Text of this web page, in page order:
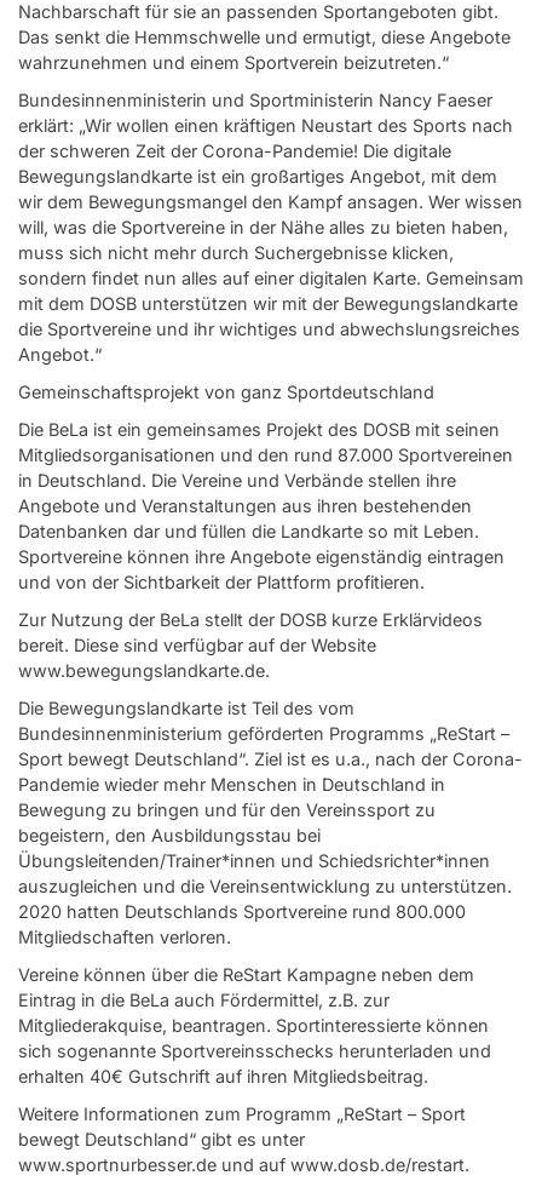
Nachbarschaft für sie an passenden Sportangeboten gibt.
Das senkt die Hemmschwelle und ermutigt, diese Angebote
wahrzunehmen und einem Sportverein beizutreten.“
Bundesinnenministerin und Sportministerin Nancy Faeser
erklärt: „Wir wollen einen kräftigen Neustart des Sports nach
der schweren Zeit der Corona-Pandemie! Die digitale
Bewegungslandkarte ist ein großartiges Angebot, mit dem
wir dem Bewegungsmangel den Kampf ansagen. Wer wissen
will, was die Sportvereine in der Nähe alles zu bieten haben,
muss sich nicht mehr durch Suchergebnisse klicken,
sondern findet nun alles auf einer digitalen Karte. Gemeinsam
mit dem DOSB unterstützen wir mit der Bewegungslandkarte
die Sportvereine und ihr wichtiges und abwechslungsreiches
Angebot.“
Gemeinschaftsprojekt von ganz Sportdeutschland
Die BeLa ist ein gemeinsames Projekt des DOSB mit seinen
Mitgliedsorganisationen und den rund 87.000 Sportvereinen
in Deutschland. Die Vereine und Verbände stellen ihre
Angebote und Veranstaltungen aus ihren bestehenden
Datenbanken dar und füllen die Landkarte so mit Leben.
Sportvereine können ihre Angebote eigenständig eintragen
und von der Sichtbarkeit der Plattform profitieren.
Zur Nutzung der BeLa stellt der DOSB kurze Erklärvideos
bereit. Diese sind verfügbar auf der Website
www.bewegungslandkarte.de.
Die Bewegungslandkarte ist Teil des vom
Bundesinnenministerium geförderten Programms „ReStart –
Sport bewegt Deutschland“. Ziel ist es u.a., nach der Corona-
Pandemie wieder mehr Menschen in Deutschland in
Bewegung zu bringen und für den Vereinssport zu
begeistern, den Ausbildungsstau bei
Übungsleitenden/Trainer*innen und Schiedsrichter*innen
auszugleichen und die Vereinsentwicklung zu unterstützen.
2020 hatten Deutschlands Sportvereine rund 800.000
Mitgliedschaften verloren.
Vereine können über die ReStart Kampagne neben dem
Eintrag in die BeLa auch Fördermittel, z.B. zur
Mitgliederakquise, beantragen. Sportinteressierte können
sich sogenannte Sportvereinsschecks herunterladen und
erhalten 40€ Gutschrift auf ihren Mitgliedsbeitrag.
Weitere Informationen zum Programm „ReStart – Sport
bewegt Deutschland“ gibt es unter
www.sportnurbesser.de und auf www.dosb.de/restart.